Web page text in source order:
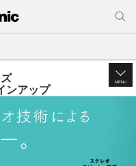
ズ
ンアップ
MENU